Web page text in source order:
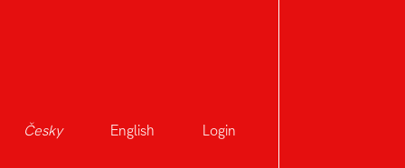
Česky English Login